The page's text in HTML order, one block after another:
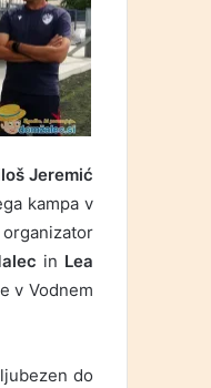
Jeremić
kampa v
in Lea
v Vodnem
do